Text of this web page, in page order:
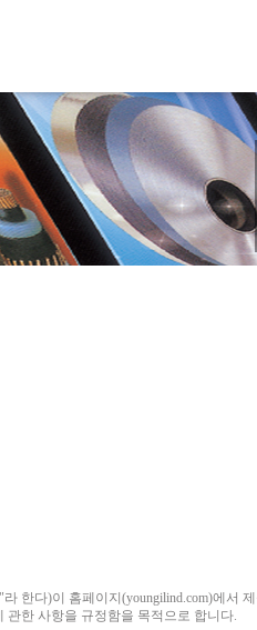
사"라 한다)이 홈페이지
한 사항을 규정함을 목적으로 합니다.